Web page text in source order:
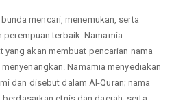
mencari, menemukan, serta
terbaik. Namamia
akan membuat pencarian nama
Namamia menyediakan
dan disebut dalam Al-Quran; nama